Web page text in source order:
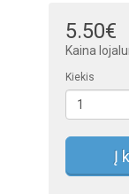
5.50€
Kaina
Kiekis
Į